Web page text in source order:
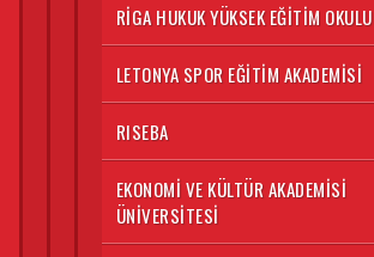
RIGA HUKUK YÜKSEK EĞITIM OKULU
LETONYA SPOR EĞITIM AKADEMISI
RISEBA
EKONOMI VE KÜLTÜR AKADEMISI
ÜNIVERSITESI